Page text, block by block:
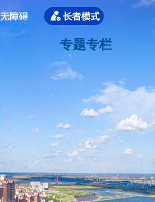
专题专栏